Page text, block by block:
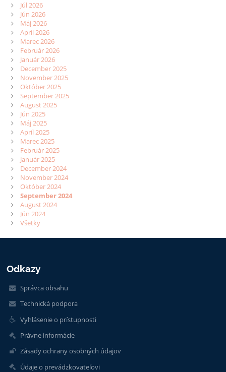
Júl 2026
Jún 2026
Máj 2026
Apríl 2026
Marec 2026
Február 2026
Január 2026
December 2025
November 2025
Október 2025
September 2025
August 2025
Jún 2025
Máj 2025
Apríl 2025
Marec 2025
Február 2025
Január 2025
December 2024
November 2024
Október 2024
September 2024
August 2024
Jún 2024
Všetky
Odkazy
Správca obsahu
Technická podpora
Vyhlásenie o prístupnosti
Právne informácie
Zásady ochrany osobných údajov
Údaje o prevádzkovateľovi